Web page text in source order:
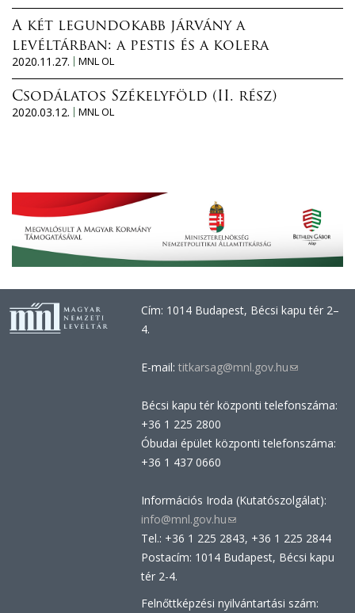
A két legundokabb járvány a
levéltárban: a pestis és a kolera
2020.11.27.
MNL OL
Csodálatos Székelyföld (II. rész)
2020.03.12.
MNL OL
Cím: 1014 Budapest, Bécsi kapu tér 2–
4.
E-mail: titkarsag@mnl.gov.hu(link
e-
Bécsi kapu tér központi telefonszáma:
+36 1 225 2800
Óbudai épület központi telefonszáma:
+36 1 437 0660
Információs Iroda (Kutatószolgálat):
info@mnl.gov.hu(link
sends
e-
Tel.: +36 1 225 2843, +36 1 225 2844
Postacím: 1014 Budapest, Bécsi kapu
tér 2-4.
Felnőttképzési nyilvántartási szám: